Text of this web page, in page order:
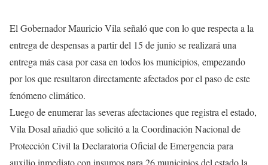
El Gobernador Mauricio Vila señaló que con lo que respecta a la
entrega de despensas a partir del 15 de junio se realizará una
entrega más casa por casa en todos los municipios, empezando
por los que resultaron directamente afectados por el paso de este
fenómeno climático.
Luego de enumerar las severas afectaciones que registra el estado,
Vila Dosal añadió que solicitó a la Coordinación Nacional de
Protección Civil la Declaratoria Oficial de Emergencia para